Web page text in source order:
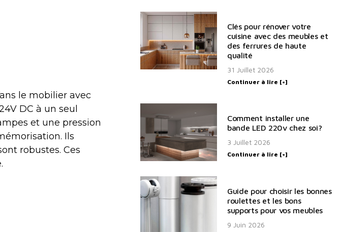
le mobilier avec
DC à un seul
et une pression
Ils
robustes. Ces
Clés pour rénover votre
cuisine avec des meubles et
des ferrures de haute
qualité
31 Juillet 2026
Continuer à lire [+]
Comment installer une
bande LED 220v chez soi?
3 Juillet 2026
Continuer à lire [+]
Guide pour choisir les bonnes
roulettes et les bons
supports pour vos meubles
9 Juin 2026